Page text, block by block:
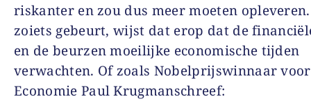
riskanter en zou dus meer moeten
zoiets gebeurt, wijst dat erop dat de
en de beurzen moeilijke economische tijden
verwachten. Of zoals Nobelprijswinnaar
Economie Paul Krugmanschreef: